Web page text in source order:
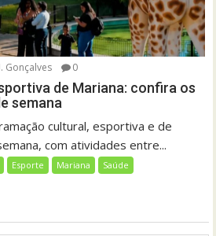
Gonçalves 0
de Mariana: confira os
semana
cultural, esportiva e de
com atividades entre...
Esporte Mariana Saúde